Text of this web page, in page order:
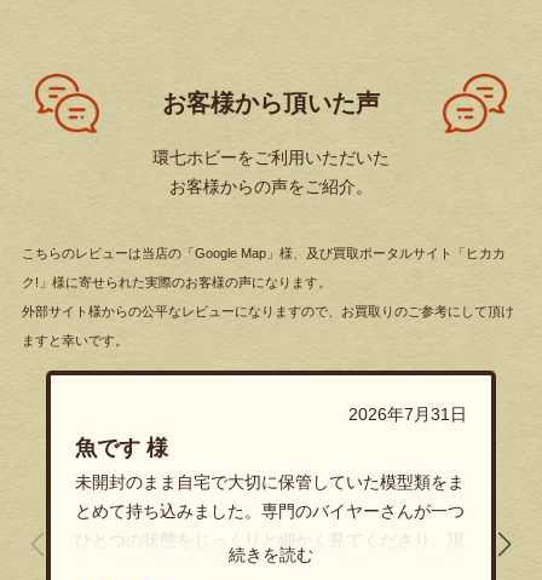
お客様から頂いた声
環七ホビーをご利用いただいた
お客様からの声をご紹介。
こちらのレビューは当店の「Google Map」様、及び買取ポータルサイト「ヒカカ
ク!」様に寄せられた実際のお客様の声になります。
外部サイト様からの公平なレビューになりますので、お買取りのご参考にして頂け
ますと幸いです。
2026年7月31日
魚です 様
未開封のまま自宅で大切に保管していた模型類をま
とめて持ち込みました。専門のバイヤーさんが一つ
ひとつの状態をじっくりと細かく見てくださり、現
在の市場の相場に合わせた非常に納得のいく高評価